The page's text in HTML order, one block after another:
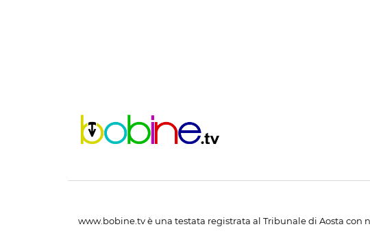
www.bobine.tv è una testata registrata al Tribunale di Aosta con